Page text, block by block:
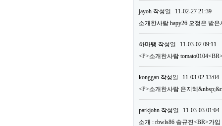
jayoh 작성일
11-02-27 21:39
소개한사람 hapy26 오정은 받
하마탱 작성일
11-03-02 09:11
<P>소개한사람
konggan 작성일
11-03-02 13:04
<P>소개한사람 은지혜
parkjohn 작성일
11-03-03 01:04
소개 : rbwls86 송규진<BR>가